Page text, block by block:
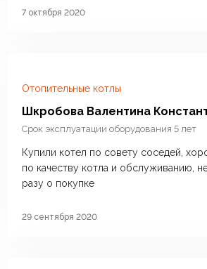
7 октября 2020
Отопительные котлы
Шкробова Валентина
Срок эксплуатации оборудования 5 лет
Купили котел по совету соседей,
по качеству котла и обслуживанию,
разу о покупке
29 сентября 2020